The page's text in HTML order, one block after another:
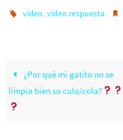
vídeo,vídeo respuesta.
¿Por qué mi gatito no se
limpia bien su culo/cola?